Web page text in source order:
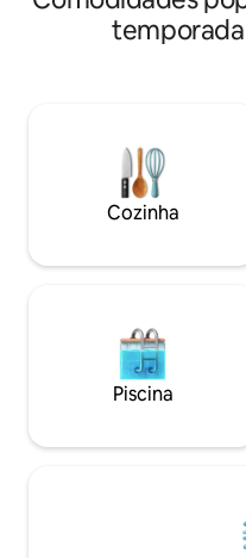
palco dos eventos mais
cidade, como o “Viva
padarias, mercados, bares
precisa para uma estadia
@kikokitnet
Cozinha
Piscina